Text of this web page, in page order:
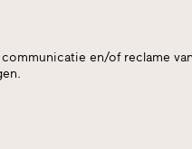
en/of reclame